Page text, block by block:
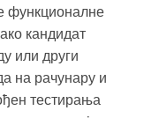
функционалне
кандидат
или други
на рачунару и
тестирања